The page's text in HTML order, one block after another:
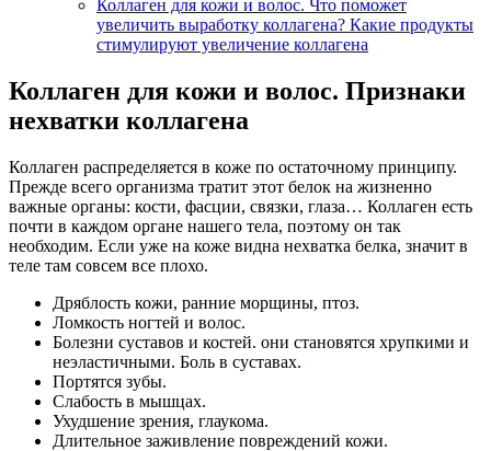
Коллаген для кожи и волос. Что поможет
увеличить выработку коллагена? Какие продукты
стимулируют увеличение коллагена
Коллаген для кожи и волос. Признаки
нехватки коллагена
Коллаген распределяется в коже по остаточному принципу.
Прежде всего организма тратит этот белок на жизненно
важные органы: кости, фасции, связки, глаза… Коллаген есть
почти в каждом органе нашего тела, поэтому он так
необходим. Если уже на коже видна нехватка белка, значит в
теле там совсем все плохо.
Дряблость кожи, ранние морщины, птоз.
Ломкость ногтей и волос.
Болезни суставов и костей. они становятся хрупкими и
неэластичными. Боль в суставах.
Портятся зубы.
Слабость в мышцах.
Ухудшение зрения, глаукома.
Длительное заживление повреждений кожи.